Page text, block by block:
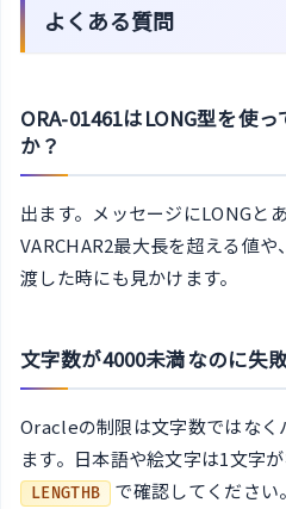
よくある質問
ORA-01461はLONG型を使
か？
出ます。メッセージにLONGと
VARCHAR2最大長を超える値
渡した時にも見かけます。
文字数が4000未満なのに失
Oracleの制限は文字数ではなく
ます。日本語や絵文字は1文字
LENGTHB で確認してください。